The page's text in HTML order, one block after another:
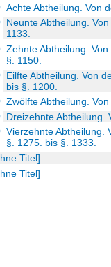
Achte Abtheilung. Von
Neunte Abtheilung.
1133.
Zehnte Abtheilung.
§. 1150.
Eilfte Abtheilung. Von
bis §. 1200.
Zwölfte Abtheilung.
Dreizehnte Abtheilung.
Vierzehnte Abtheilung.
§. 1275. bis §. 1333.
Titel]
Titel]